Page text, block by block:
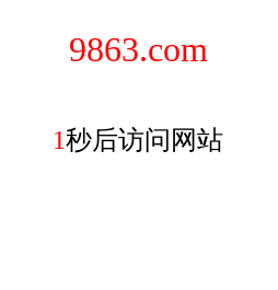
9863.com
1秒后访问网站